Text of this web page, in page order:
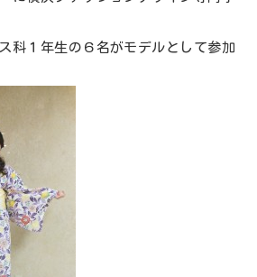
科１年生の６名がモデルとして参加